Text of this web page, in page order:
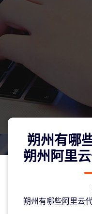
朔州有哪
朔州阿里
朔州有哪些阿里云
朔州有哪些阿